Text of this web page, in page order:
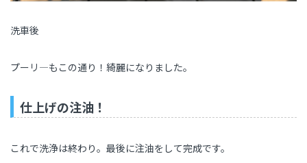
洗車後
プーリ―もこの通り！綺麗になりました。
仕上げの注油！
これで洗浄は終わり。最後に注油をして完成です。